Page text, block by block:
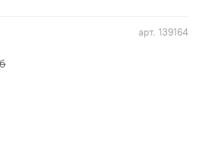
арт. 139164